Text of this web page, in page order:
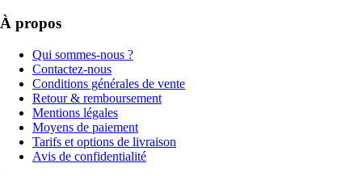
À propos
Qui sommes-nous ?
Contactez-nous
Conditions générales de vente
Retour & remboursement
Mentions légales
Moyens de paiement
Tarifs et options de livraison
Avis de confidentialité